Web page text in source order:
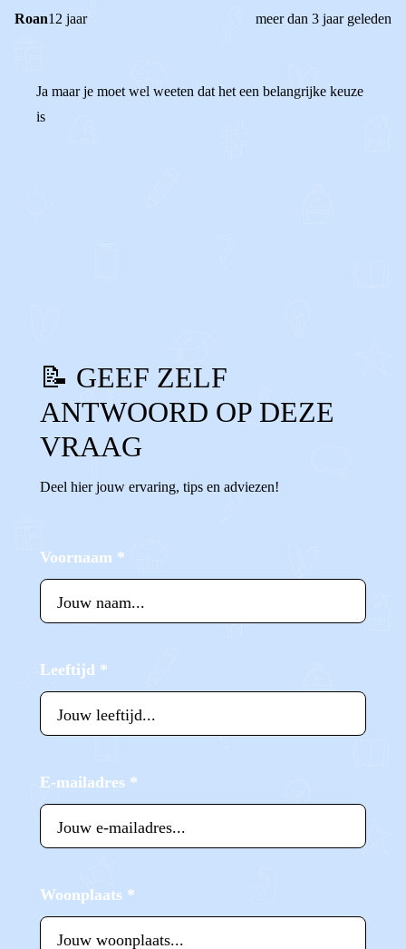
Roan12 jaar meer dan 3 jaar geleden
Ja maar je moet wel weeten dat het een belangrijke keuze
is
📝 GEEF ZELF
ANTWOORD OP DEZE
VRAAG
Deel hier jouw ervaring, tips en adviezen!
Voornaam *
Leeftijd *
E-mailadres *
Woonplaats *